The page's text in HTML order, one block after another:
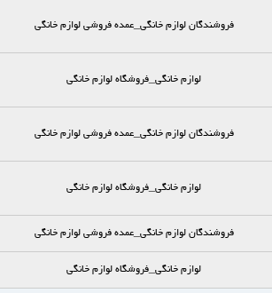
فروشندگان لوازم خانگی_عمده فروشي لوازم خانگي
لوازم خانگی_فروشگاه لوازم خانگی
فروشندگان لوازم خانگی_عمده فروشي لوازم خانگي
لوازم خانگی_فروشگاه لوازم خانگی
فروشندگان لوازم خانگی_عمده فروشي لوازم خانگي
لوازم خانگی_فروشگاه لوازم خانگی